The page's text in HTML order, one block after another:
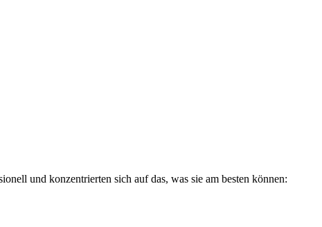
und konzentrierten sich auf das, was sie am besten können: